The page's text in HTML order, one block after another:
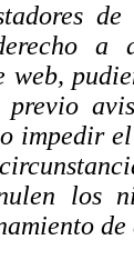
web,
impedir
los
de